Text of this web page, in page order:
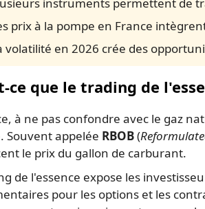
instruments permettent de
prix à la pompe en France
volatilité en 2026 crée des
ce que le trading de
à ne pas confondre avec le gaz
Souvent appelée RBOB(
le prix du gallon de carburant.
de l'essence expose les
pour les options et les